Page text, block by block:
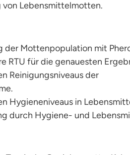
Lebensmittelmotten.
der Mottenpopulation mit
RTU für die genauesten
Reinigungsniveaus der
Hygieneniveaus in
durch Hygiene- und